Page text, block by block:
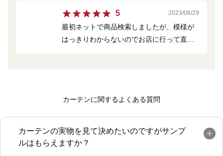
5 2023/06/29
最初ネットで商品検索しましたが、模様が
はっきりわからないのでお店に行って直に
くか、生地の無料見本を送ってもらって選
カーテンに関するよくある質問
カーテンの実物を見て決めたいのですがサンプ
ルはもらえますか？